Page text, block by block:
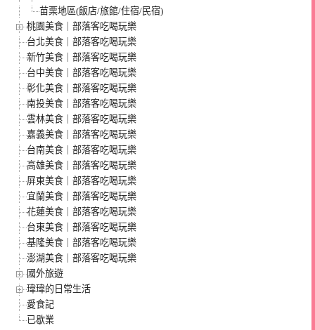
苗栗地區(飯店/旅館/住宿/民宿)
桃園美食｜部落客吃喝玩樂
台北美食｜部落客吃喝玩樂
新竹美食｜部落客吃喝玩樂
台中美食｜部落客吃喝玩樂
彰化美食｜部落客吃喝玩樂
南投美食｜部落客吃喝玩樂
雲林美食｜部落客吃喝玩樂
嘉義美食｜部落客吃喝玩樂
台南美食｜部落客吃喝玩樂
高雄美食｜部落客吃喝玩樂
屏東美食｜部落客吃喝玩樂
宜蘭美食｜部落客吃喝玩樂
花蓮美食｜部落客吃喝玩樂
台東美食｜部落客吃喝玩樂
基隆美食｜部落客吃喝玩樂
澎湖美食｜部落客吃喝玩樂
國外旅遊
瑋瑋的日常生活
愛食記
已歇業